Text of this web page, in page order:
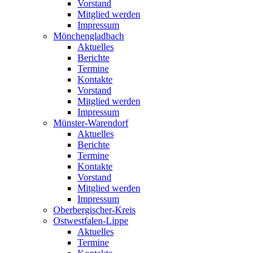
Vorstand
Mitglied werden
Impressum
Mönchengladbach
Aktuelles
Berichte
Termine
Kontakte
Vorstand
Mitglied werden
Impressum
Münster-Warendorf
Aktuelles
Berichte
Termine
Kontakte
Vorstand
Mitglied werden
Impressum
Oberbergischer-Kreis
Ostwestfalen-Lippe
Aktuelles
Termine